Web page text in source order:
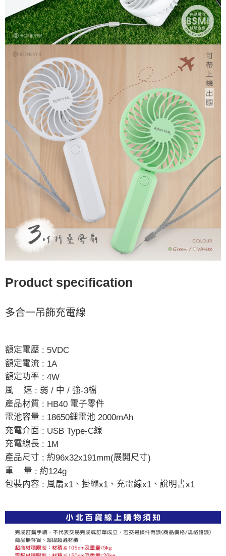
Product specification
多合一吊飾充電線
額定電壓 : 5VDC
額定電流 : 1A
額定功率 : 4W
風
速 : 弱 / 中 / 強-3檔
產品材質 : HB40 電子零件
電池容量 : 18650鋰電池 2000mAh
充電介面 : USB Type-C線
充電線長 : 1M
產品尺寸 : 約96x32x191mm(展開尺寸)
重
量 : 約124g
包裝內容 : 風扇x1 、掛繩x1 、充電線x1 、說明書x1